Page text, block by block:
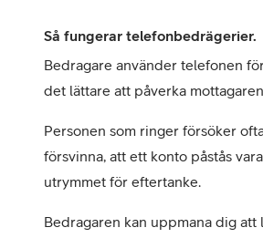
Så fungerar telefonbedrägerier.
Bedragare använder telefonen
det lättare att påverka
Personen som ringer försöker
försvinna, att ett konto påstås
utrymmet för eftertanke.
​​Bedragaren kan uppmana dig att